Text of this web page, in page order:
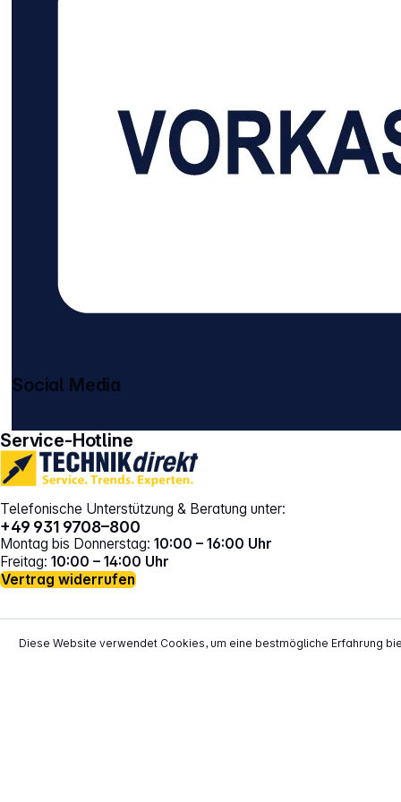
Service-Hotline
Telefonische Unterstützung & Beratung unter:
+49 931 9708–800
Montag bis Donnerstag: 10:00 – 16:00 Uhr
Freitag: 10:00 – 14:00 Uhr
Vertrag widerrufen
Social Media
Diese Website verwendet Cookies, um eine bestmögliche Erfahrung